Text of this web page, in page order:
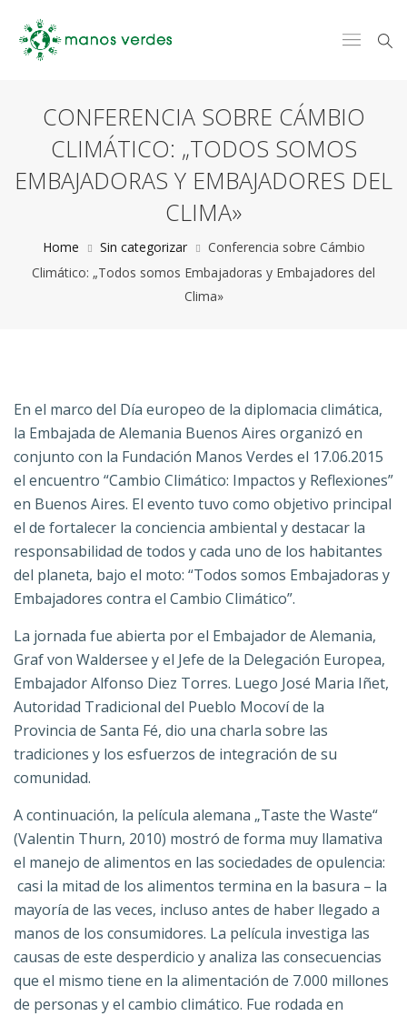
CONFERENCIA SOBRE CÁMBIO
CLIMÁTICO: „TODOS SOMOS
EMBAJADORAS Y EMBAJADORES DEL
CLIMA»
Home Sin categorizar
Conferencia sobre Cámbio
Climático: „Todos somos Embajadoras y Embajadores del
Clima»
En el marco del Día europeo de la diplomacia climática,
la Embajada de Alemania Buenos Aires organizó en
conjunto con la Fundación Manos Verdes el 17.06.2015
el encuentro “Cambio Climático: Impactos y Reflexiones”
en Buenos Aires. El evento tuvo como objetivo principal
el de fortalecer la conciencia ambiental y destacar la
responsabilidad de todos y cada uno de los habitantes
del planeta, bajo el moto: “Todos somos Embajadoras y
Embajadores contra el Cambio Climático”.
La jornada fue abierta por el Embajador de Alemania,
Graf von Waldersee y el Jefe de la Delegación Europea,
EmbajadorAlfonso Diez Torres. Luego José Maria Iñet,
Autoridad Tradicional del Pueblo Mocoví de la
Provincia de Santa Fé, dio una charla sobre las
tradiciones y los esfuerzos de integración de su
comunidad.
A continuación, la película alemana „Taste the Waste“
(Valentin Thurn, 2010) mostró de forma muy llamativa
el manejo de alimentos en las sociedades de opulencia:
casi la mitad de los alimentos termina en la basura – la
mayoría de las veces, incluso antes de haber llegado a
manos de los consumidores. La película investiga las
causas de este desperdicio y analiza las consecuencias
que el mismo tiene en la alimentación de 7.000 millones
de personas y el cambio climático. Fue rodada en